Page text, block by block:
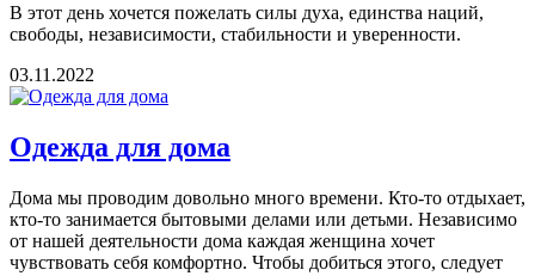
В этот день хочется пожелать силы духа, единства наций,
свободы, независимости, стабильности и уверенности.
03.11.2022
Одежда для дома
Дома мы проводим довольно много времени. Кто-то отдыхает,
кто-то занимается бытовыми делами или детьми. Независимо
от нашей деятельности дома каждая женщина хочет
чувствовать себя комфортно. Чтобы добиться этого, следует